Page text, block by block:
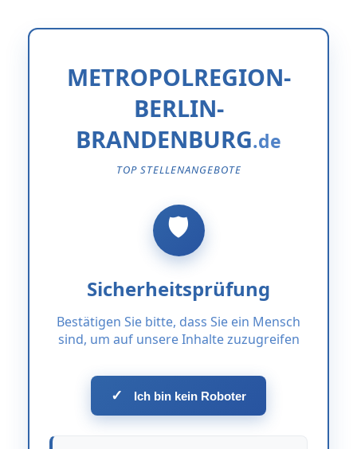
METROPOLREGION-
BERLIN-
BRANDENBURG
TOP STELLENANGEBOTE
Sicherheitsprüfung
Bestätigen Sie bitte, dass Sie ein Mensch
sind, um auf unsere Inhalte zuzugreifen
✓ Ich bin kein Roboter